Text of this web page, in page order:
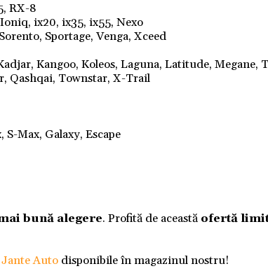
RX-8
ix20, ix35, ix55, Nexo
Sportage, Venga, Xceed
Kangoo, Koleos, Laguna, Latitude, Megane,
Qashqai, Townstar, X-Trail
Max, Galaxy, Escape
bună alegere. Profită de această ofertă
Jante Auto disponibile în magazinul nostru!